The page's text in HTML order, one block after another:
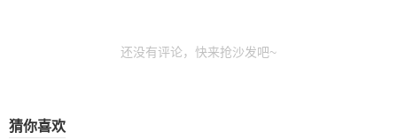
还没有评论，快来抢沙发吧~
猜你喜欢